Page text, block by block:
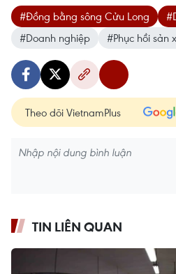
#Đồng bằng sông Cửu Long
#Doanh nghiệp
#Phục hồi sản
Theo dõi VietnamPlus
TIN LIÊN QUAN